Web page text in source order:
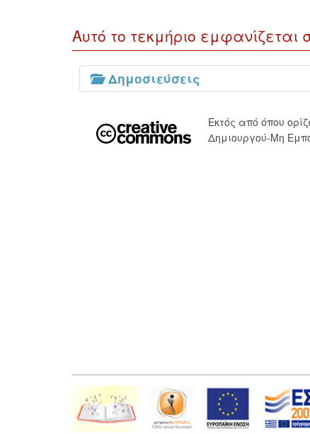
Αυτό το τεκμήριο
Δημοσιεύσεις
Εκτός από όπου
Δημιουργού-Μη